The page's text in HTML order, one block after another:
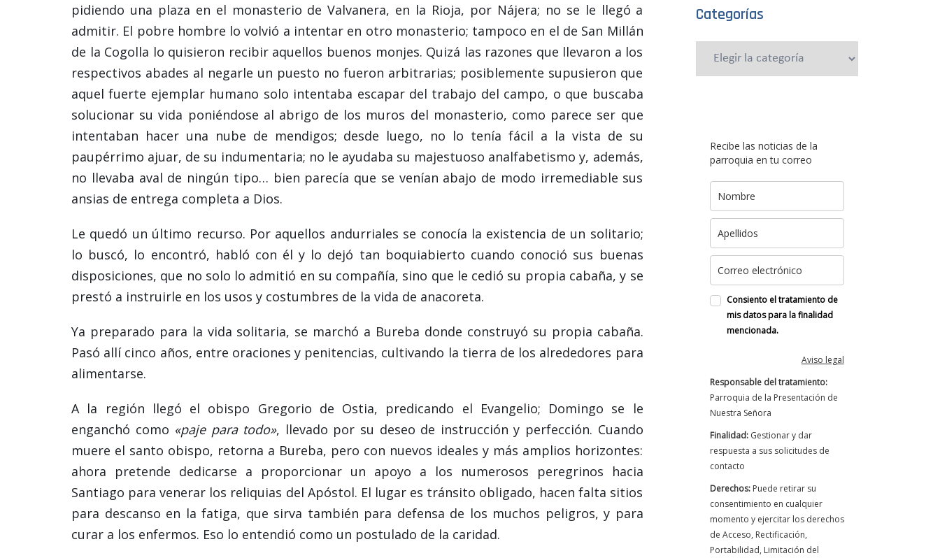
pidiendo una plaza en el monasterio de Valvanera, en la Rioja, por Nájera; no se le llegó a
admitir. El pobre hombre lo volvió a intentar en otro monasterio; tampoco en el de San Millán
de la Cogolla lo quisieron recibir aquellos buenos monjes. Quizá las razones que llevaron a los
respectivos abades al negarle un puesto no fueron arbitrarias; posiblemente supusieron que
aquel fuerte ejemplar humano solo intentaba escapar del trabajo del campo, o que buscaba
solucionar su vida poniéndose al abrigo de los muros del monasterio, como parece ser que
intentaban hacer una nube de mendigos; desde luego, no lo tenía fácil a la vista de su
paupérrimo ajuar, de su indumentaria; no le ayudaba su majestuoso analfabetismo y, además,
no llevaba aval de ningún tipo… bien parecía que se venían abajo de modo irremediable sus
ansias de entrega completa a Dios.
Le quedó un último recurso. Por aquellos andurriales se conocía la existencia de un solitario;
lo buscó, lo encontró, habló con él y lo dejó tan boquiabierto cuando conoció sus buenas
disposiciones, que no solo lo admitió en su compañía, sino que le cedió su propia cabaña, y se
prestó a instruirle en los usos y costumbres de la vida de anacoreta.
Ya preparado para la vida solitaria, se marchó a Bureba donde construyó su propia cabaña.
Pasó allí cinco años, entre oraciones y penitencias, cultivando la tierra de los alrededores para
alimentarse.
A la región llegó el obispo Gregorio de Ostia, predicando el Evangelio; Domingo se le
enganchó como «paje para todo», llevado por su deseo de instrucción y perfección. Cuando
muere el santo obispo, retorna a Bureba, pero con nuevos ideales y más amplios horizontes:
ahora pretende dedicarse a proporcionar un apoyo a los numerosos peregrinos hacia
Santiago para venerar los reliquias del Apóstol. El lugar es tránsito obligado, hacen falta sitios
para descanso en la fatiga, que sirva también para defensa de los muchos peligros, y para
curar a los enfermos. Eso lo entendió como un postulado de la caridad.
Categorías
Categorías
Recibe las noticias de la
parroquia en tu correo
Consiento el tratamiento de
mis datos para la finalidad
mencionada.
Aviso legal
Responsable del tratamiento:
Parroquia de la Presentación de
Nuestra Señora
Finalidad:Gestionar y dar
respuesta a sus solicitudes de
contacto
Derechos:Puede retirar su
consentimiento en cualquier
momento y ejercitar los derechos
de Acceso, Rectificación,
Portabilidad, Limitación del